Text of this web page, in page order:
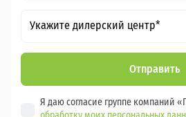
Укажите дилерский центр*
Отправить
Я даю согласие группе компаний